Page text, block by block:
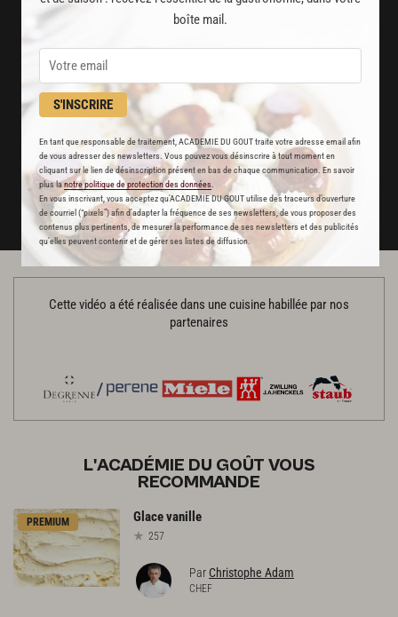
boîte mail.
S'INSCRIRE
En tant que responsable de traitement, ACADEMIE DU GOUT traite votre adresse email afin
de vous adresser des newsletters. Vous pouvez vous désinscrire à tout moment en
cliquant sur le lien de désinscription présent en bas de chaque communication. En savoir
plus lanotre politique de protection des données
En vous inscrivant, vous acceptez qu'ACADEMIE DU GOUT utilise des traceurs d’ouverture
de courriel (“pixels”) afin d’adapter la fréquence de ses newsletters, de vous proposer des
contenus plus pertinents, de mesurer la performance de ses newsletters et des publicités
qu’elles peuvent contenir et de gérer ses listes de diffusion.
disponibles chaque semaine
Stop pub
un service garanti sans publicité
JE M'ABONNE
DÉJÀ ABONNÉ(E) ? JE ME CONNECTE
Cette vidéo a été réalisée dans une cuisine habillée par nos
partenaires
L'ACADÉMIE DU GOÛT VOUS
RECOMMANDE
PREMIUM Glacevanille
257
Par Christophe Adam
CHEF